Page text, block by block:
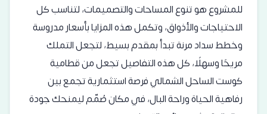
للمشروع هو تنوع المساحات والتصميمات، لتناسب كل
الاحتياجات والأذواق، وتكمل هذه المزايا بأسعار مدروسة
وخطط سداد مرنة تبدأ بمقدم بسيط، لتجعل التملك
مريحًا وسهلًا، كل هذه التفاصيل تجعل من قطامية
كوست الساحل الشمالي فرصة استثمارية تجمع بين
رفاهية الحياة وراحة البال، في مكان صُمّم ليمنحك جودة